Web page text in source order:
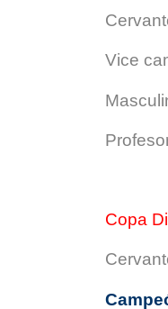
Vice
Copa